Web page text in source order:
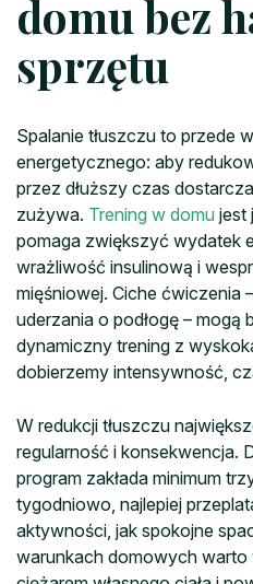
domu bez
sprzętu
Spalanie tłuszczu to przede
energetycznego: aby
przez dłuższy czas
zużywa. Trening w domu jest
pomaga zwiększyć wydatek
wrażliwość insulinową i
mięśniowej. Ciche ćwiczenia
uderzania o podłogę –
dynamiczny trening z
dobierzemy intensywność,
W redukcji tłuszczu
regularność i konsekwencja.
program zakłada minimum
tygodniowo, najlepiej
aktywności, jak spokojne
warunkach domowych